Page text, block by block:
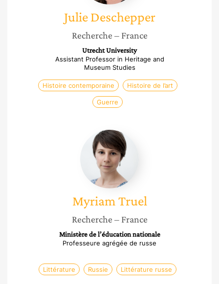
Julie Deschepper
Recherche – France
Utrecht University
Assistant Professor in Heritage and
Museum Studies
Histoire contemporaine Histoire de l’art
Guerre
Myriam
Truel
MyriamTruel
Recherche – France
Ministère de l’éducation nationale
Professeure agrégée de russe
Littérature Russie Littérature russe